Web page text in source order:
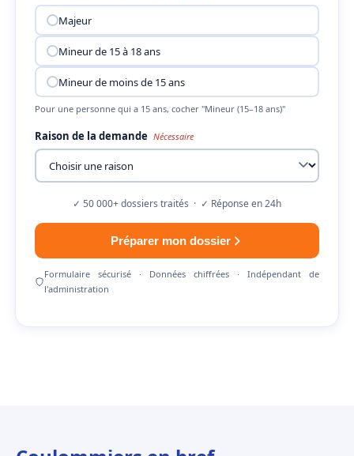
Majeur
Mineur de 15 à 18 ans
Mineur de moins de 15 ans
Pour une personne qui a 15 ans, cocher "Mineur (15–18 ans)"
Raison de la demande Nécessaire
✓ 50 000+ dossiers traités · ✓ Réponse en 24h
Préparer mon dossier
Formulaire sécurisé · Données chiffrées · Indépendant de
l'administration